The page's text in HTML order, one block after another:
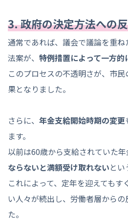
3. 政府の決定方法への
通常であれば、議会で議論を重
法案が、 特例措置によって一方的
このプロセスの不透明さが、市
果となりました。
さらに、 年金支給開始時期の変更
ます。
以前は60歳から支給されていた
ならないと満額受け取れないとい
これによって、定年を迎えても
い人々が続出し、労働者層から
た。